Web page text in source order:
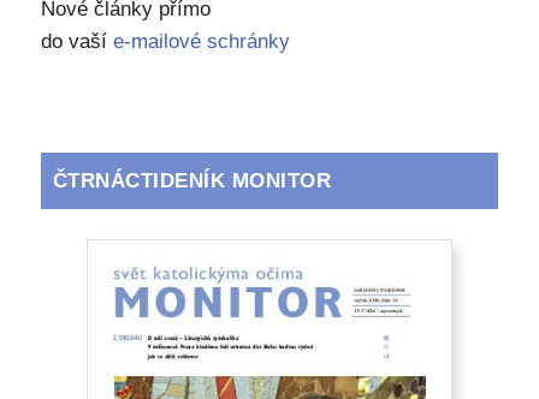
Nové články přímo
do vaší e-mailové schránky
ČTRNÁCTIDENÍK MONITOR